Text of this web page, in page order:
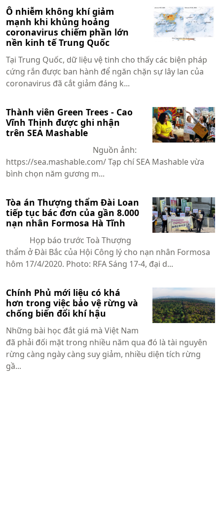
Ô nhiễm không khí giảm
mạnh khi khủng hoảng
coronavirus chiếm phần lớn
nền kinh tế Trung Quốc
Tại Trung Quốc, dữ liệu vệ tinh cho thấy các biện pháp
cứng rắn được ban hành để ngăn chặn sự lây lan của
coronavirus đã cắt giảm đáng k...
Thành viên Green Trees - Cao
Vĩnh Thịnh được ghi nhận
trên SEA Mashable
Nguồn ảnh:
https://sea.mashable.com/ Tạp chí SEA Mashable vừa
bình chọn năm gương m...
Tòa án Thượng thẩm Đài Loan
tiếp tục bác đơn của gần 8.000
nạn nhân Formosa Hà Tĩnh
Họp báo trước Toà Thượng
thẩm ở Đài Bắc của Hội Công lý cho nạn nhân Formosa
hôm 17/4/2020. Photo: RFA Sáng 17-4, đại d...
Chính Phủ mới liệu có khá
hơn trong việc bảo vệ rừng và
chống biến đổi khí hậu
Những bài học đắt giá mà Việt Nam
đã phải đối mặt trong nhiều năm qua đó là tài nguyên
rừng càng ngày càng suy giảm, nhiều diện tích rừng
gầ...